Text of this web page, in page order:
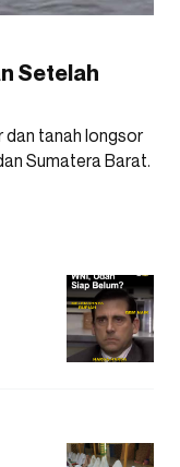
Setelah
dan tanah longsor
Sumatera Barat.